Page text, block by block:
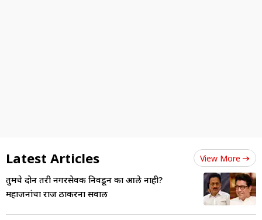
Latest Articles View More
तुमचे दोन तरी नगरसेवक निवडून का आले नाही?
महाजनांचा राज ठाकरेंना सवाल